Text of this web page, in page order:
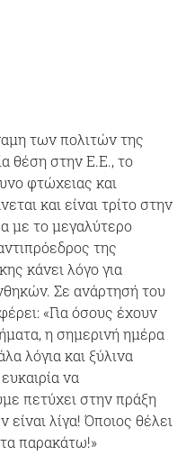
των πολιτών της
θέση στην Ε.Ε., το
φτώχειας και
και είναι τρίτο στην
με το μεγαλύτερο
της
κάνει λόγο για
Σε ανάρτησή του
«Για όσους έχουν
η σημερινή ημέρα
λόγια και ξύλινα
να
πετύχει στην πράξη
λίγα! Όποιος θέλει
παρακάτω!»